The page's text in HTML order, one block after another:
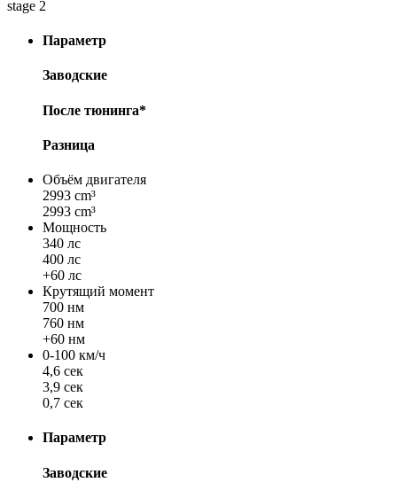
stage 2
Параметр
Заводские
После тюнинга*
Разница
Объём двигателя
2993 cm³
2993 cm³
Мощность
340 лс
400 лс
+60 лс
Крутящий момент
700 нм
760 нм
+60 нм
0-100 км/ч
4,6 сек
3,9 сек
0,7 сек
Параметр
Заводские